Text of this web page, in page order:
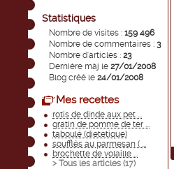
Statistiques
Nombre de visites : 159 496
Nombre de commentaires : 3
Nombre d'articles : 23
Dernière màj le 27/01/2008
Blog créé le 24/01/2008
Mes recettes
rotis de dinde aux pet ...
gratin de pomme de ter ...
taboulé (dietetique)
soufflés au parmesan ( ...
brochette de volaille ...
> Tous les articles (17)